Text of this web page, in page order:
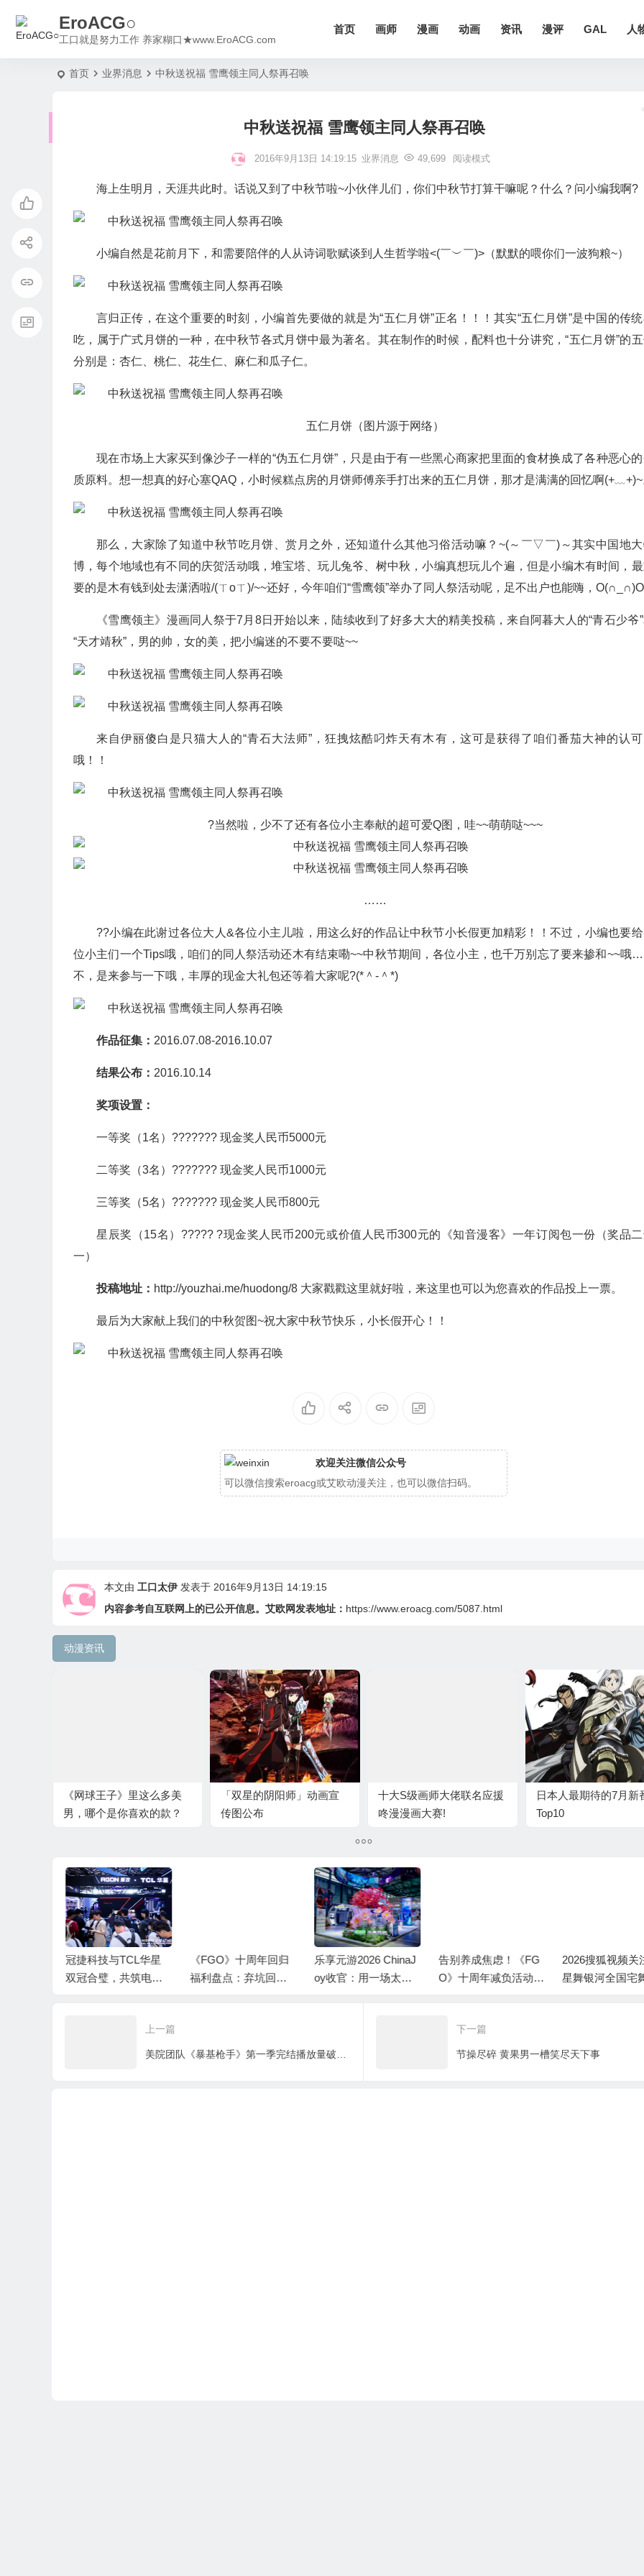
EroACG○
工口就是努力工作 养家糊口★www.EroACG.com
首页 画师 漫画 动画 资讯 漫评 GAL 人
首页 业界消息 中秋送祝福 雪鹰领主同人祭再召唤
中秋送祝福 雪鹰领主同人祭再召唤
2016年9月13日 14:19:15 业界消息 49,699 阅读模式
海上生明月，天涯共此时。话说又到了中秋节啦~小伙伴儿们，你们中秋节打算干嘛呢？什么？问小编我啊?
小编自然是花前月下，和需要陪伴的人从诗词歌赋谈到人生哲学啦<(￣︶￣)>（默默的喂你们一波狗粮~）
言归正传，在这个重要的时刻，小编首先要做的就是为“五仁月饼”正名！！！其实“五仁月饼”是中国的传
吃，属于广式月饼的一种，在中秋节各式月饼中最为著名。其在制作的时候，配料也十分讲究，“五仁月饼”的
分别是：杏仁、桃仁、花生仁、麻仁和瓜子仁。
五仁月饼（图片源于网络）
现在市场上大家买到像沙子一样的“伪五仁月饼”，只是由于有一些黑心商家把里面的食材换成了各种恶心
质原料。想一想真的好心塞QAQ，小时候糕点房的月饼师傅亲手打出来的五仁月饼，那才是满满的回忆啊
那么，大家除了知道中秋节吃月饼、赏月之外，还知道什么其他习俗活动嘛？~(～￣▽￣)～其实中国地
博，每个地域也有不同的庆贺活动哦，堆宝塔、玩儿兔爷、树中秋，小编真想玩儿个遍，但是小编木有时间，
要的是木有钱到处去潇洒啦/(ㄒoㄒ)/~~还好，今年咱们“雪鹰领”举办了同人祭活动呢，足不出户也能嗨，
《雪鹰领主》漫画同人祭于7月8日开始以来，陆续收到了好多大大的精美投稿，来自阿暮大人的“青石少爷
“天才靖秋”，男的帅，女的美，把小编迷的不要不要哒~~
来自伊丽傻白是只猫大人的“青石大法师”，狂拽炫酷叼炸天有木有，这可是获得了咱们番茄大神的认
哦！！
?当然啦，少不了还有各位小主奉献的超可爱Q图，哇~~萌萌哒~~~
……
??小编在此谢过各位大人&各位小主儿啦，用这么好的作品让中秋节小长假更加精彩！！不过，小编也要
位小主们一个Tips哦，咱们的同人祭活动还木有结束嘞~~中秋节期间，各位小主，也千万别忘了要来掺和~~哦
不，是来参与一下哦，丰厚的现金大礼包还等着大家呢?(*＾-＾*)
作品征集： 2016.07.08-2016.10.07
结果公布： 2016.10.14
奖项设置：
一等奖（1名）??????? 现金奖人民币5000元
二等奖（3名）??????? 现金奖人民币1000元
三等奖（5名）??????? 现金奖人民币800元
星辰奖（15名）????? ?现金奖人民币200元或价值人民币300元的《知音漫客》一年订阅包一份（奖品
一）
投稿地址： http://youzhai.me/huodong/8 大家戳戳这里就好啦，来这里也可以为您喜欢的作品投上一票。
最后为大家献上我们的中秋贺图~祝大家中秋节快乐，小长假开心！！
欢迎关注微信公众号
可以微信搜索eroacg或艾欧动漫关注，也可以微信扫码。
本文由 工口太伊 发表于 2016年9月13日 14:19:15
内容参考自互联网上的已公开信息。艾欧网发表地址： https://www.eroacg.com/5087.html
动漫资讯
《网球王子》里这么多美
男，哪个是你喜欢的款？
「双星的阴阳师」动画宣
传图公布
十大S级画师大佬联名应援
咚漫漫画大赛!
日本人最期待的7月新
Top10
冠捷科技与TCL华星
双冠合璧，共筑电竞
《FGO》十周年回归
福利盘点：弃坑回来7
乐享元游2026 ChinaJ
oy收官：用一场太极
告别养成焦虑！《FG
O》十周年减负活动清
2026搜狐视频关
星舞银河全国宅
上一篇 下一篇
节操尽碎 黄果男一槽笑尽天下事